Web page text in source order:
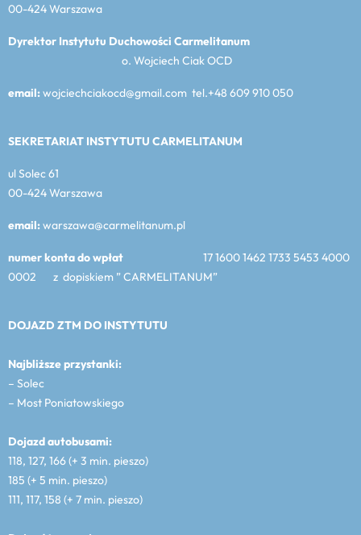
00-424 Warszawa
Dyrektor Instytutu Duchowości Carmelitanum
o. Wojciech Ciak OCD
email:wojciechciakocd@gmail.com tel.+48 609 910 050
SEKRETARIAT INSTYTUTU CARMELITANUM
ul Solec 61
00-424 Warszawa
email:warszawa@carmelitanum.pl
numer konta do wpłat 17 1600 1462 1733 5453 4000
0002 z dopiskiem ” CARMELITANUM”
DOJAZD ZTM DO INSTYTUTU
Najbliższe przystanki:
– Solec
– Most Poniatowskiego
Dojazd autobusami:
118, 127, 166 (+ 3 min. pieszo)
185 (+ 5 min. pieszo)
111, 117, 158 (+ 7 min. pieszo)